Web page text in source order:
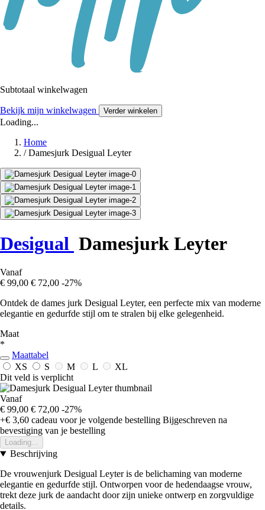
Subtotaal winkelwagen
Bekijk mijn winkelwagen Verder winkelen
Loading...
Home
/ Damesjurk Desigual Leyter
Desigual Damesjurk Leyter
Vanaf
€ 99,00 € 72,00 -27%
Ontdek de dames jurk Desigual Leyter, een perfecte mix van moderne
elegantie en gedurfde stijl om te stralen bij elke gelegenheid.
Maat
*
Maattabel
XS
S M L
XL
Dit veld is verplicht
Vanaf
€ 99,00 € 72,00 -27%
+€ 3,60 cadeau voor je volgende bestelling Bijgeschreven na
bevestiging van je bestelling
Loading...
Beschrijving
De vrouwenjurk Desigual Leyter is de belichaming van moderne
elegantie en gedurfde stijl. Ontworpen voor de hedendaagse vrouw,
trekt deze jurk de aandacht door zijn unieke ontwerp en zorgvuldige
details.